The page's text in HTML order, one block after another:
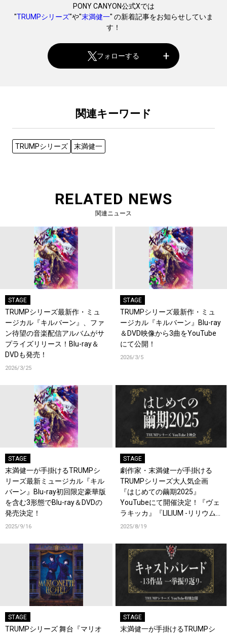
PONY CANYON公式Xでは
"TRUMPシリーズ"や"末満健一" の新着記事をお知らせしていま
す！
フォローする
関連キーワード
TRUMPシリーズ 末満健一
RELATED NEWS
関連ニュース
STAGE
TRUMPシリーズ最新作・ミュ
ージカル『キルバーン』、ファ
ン待望の音楽配信アルバムがサ
プライズリリース！Blu-ray＆
DVDも発売！
2026/3/25
STAGE
TRUMPシリーズ最新作・ミュ
ージカル『キルバーン』Blu-ray
＆DVD映像から3曲をYouTube
にて公開！
2026/3/5
STAGE
末満健一が手掛けるTRUMPシ
リーズ最新ミュージカル『キル
バーン』Blu-ray初回限定豪華版
を含む3形態でBlu-ray＆DVDの
発売決定！
2025/9/16
STAGE
劇作家・末満健一が手掛ける
TRUMPシリーズ大人気企画
『はじめての繭期2025』
YouTubeにて開催決定！『ヴェ
ラキッカ』『LILIUM -リリウム
新約少女純潔歌劇-』も！
2025/8/19
STAGE
TRUMPシリーズ 舞台『マリオ
STAGE
末満健一が手掛けるTRUMPシ